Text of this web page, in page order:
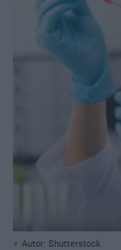
Autor: Shutterstock